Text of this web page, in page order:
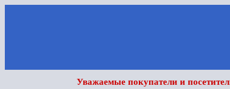
Уважаемые покупатели и